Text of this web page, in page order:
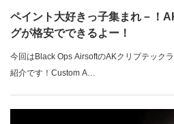
ペイント大好きっ子集まれ－！
グが格安でできるよー！
今回はBlack Ops AirsoftのAKクリプテック
紹介です！Custom A…